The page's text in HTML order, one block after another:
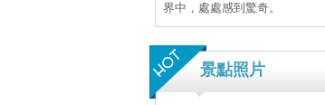
界中，處處感到驚奇。
景點照片